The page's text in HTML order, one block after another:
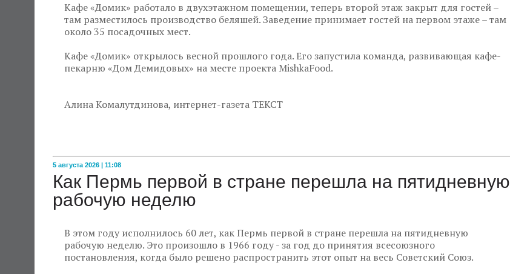
Кафе «Домик» работало в двухэтажном помещении, теперь второй этаж закрыт для гостей –
там разместилось производство беляшей. Заведение принимает гостей на первом этаже – там
около 35 посадочных мест.
Кафе «Домик» открылось весной прошлого года. Его запустила команда, развивающая кафе-
пекарню «Дом Демидовых» на месте проекта MishkaFood.
Алина Комалутдинова, интернет-газета ТЕКСТ
5 августа 2026 | 11:08
Как Пермь первой в стране перешла на пятидневную
рабочую неделю
В этом году исполнилось 60 лет, как Пермь первой в стране перешла на пятидневную
рабочую неделю. Это произошло в 1966 году - за год до принятия всесоюзного
постановления, когда было решено распространить этот опыт на весь Советский Союз.